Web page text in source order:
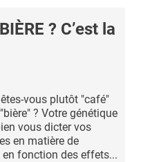
? C’est la
vous plutôt "café"
? Votre génétique
vous dicter vos
en matière de
en fonction des effets...